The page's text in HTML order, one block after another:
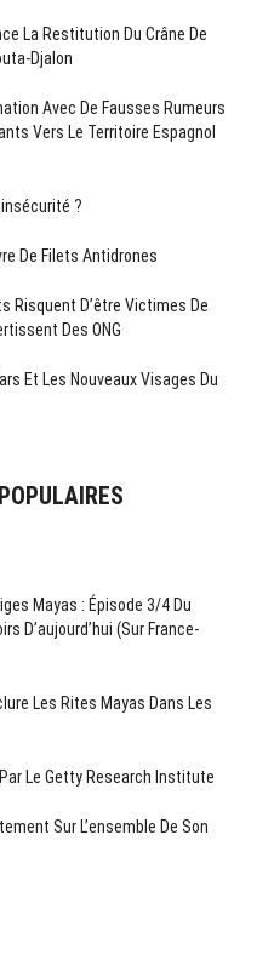
La Restitution Du Crâne De
Djalon
Avec De Fausses Rumeurs
Vers Le Territoire Espagnol
?
De Filets Antidrones
Risquent D’être Victimes De
Des ONG
Et Les Nouveaux Visages Du
Mayas : Épisode 3/4 Du
D’aujourd’hui (sur France-
Les Rites Mayas Dans Les
Le Getty Research Institute
Sur L’ensemble De Son